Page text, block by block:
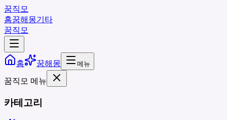
꿈직모
홈꿈해몽기타
꿈직모
홈 꿈해몽 메뉴
꿈직모 메뉴
카테고리